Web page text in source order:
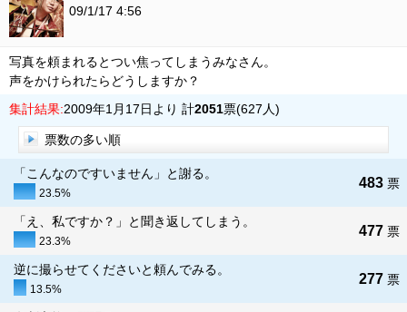
09/1/17 4:56
写真を頼まれるとつい焦ってしまうみなさん。
声をかけられたらどうしますか？
集計結果:2009年1月17日より 計2051票(627人)
票数の多い順
「こんなのですいません」と謝る。
23.5%
483 票
「え、私ですか？」と聞き返してしまう。
23.3%
477 票
逆に撮らせてくださいと頼んでみる。
13.5%
277 票